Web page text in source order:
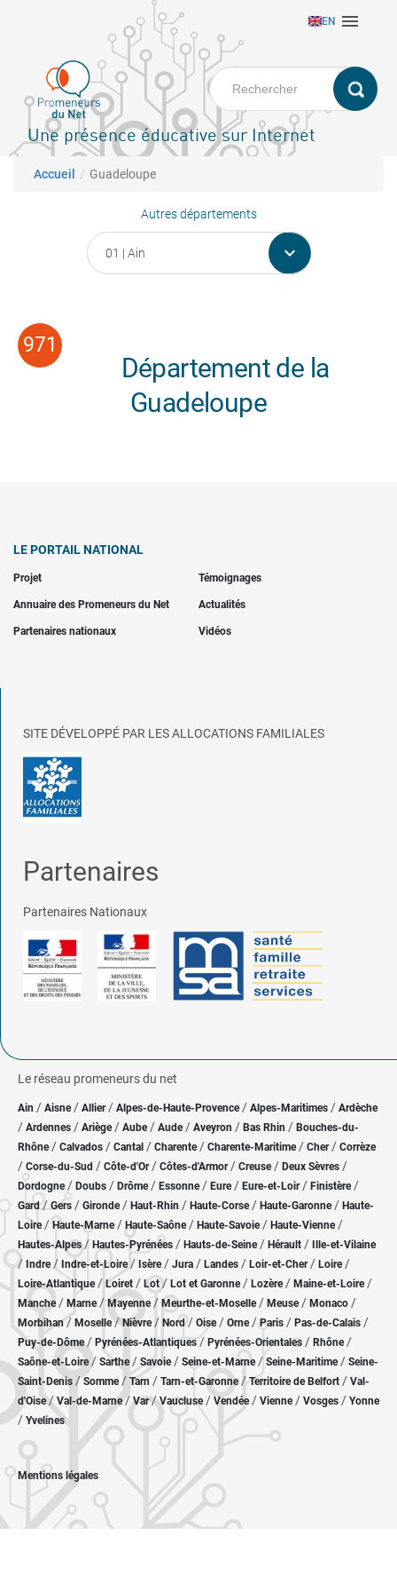
principal
EN 
Une présence éducative sur Internet
Fil d'Ariane
Accueil Guadeloupe
Autres départements

Département de la
Guadeloupe
LE PORTAIL NATIONAL
Projet Témoignages
Annuaire des Promeneurs du Net Actualités
Partenaires nationaux Vidéos
SITE DÉVELOPPÉ PAR LES ALLOCATIONS FAMILIALES
Partenaires
Partenaires Nationaux
Le réseau promeneurs du net
Ain / Aisne/ Allier/ Alpes-de-Haute-Provence / Alpes-Maritimes / Ardèche
/ Ardennes / Ariège/ Aube/ Aude / Aveyron / Bas Rhin / Bouches-du-
Rhône/ Calvados / Cantal / Charente / Charente-Maritime/ Cher / Corrèze
/ Corse-du-Sud / Côte-d'Or / Côtes-d'Armor/ Creuse/ Deux Sèvres /
Dordogne/ Doubs / Drôme/ Essonne / Eure/ Eure-et-Loir / Finistère/
Gard/ Gers / Gironde/ Haut-Rhin / Haute-Corse/ Haute-Garonne/ Haute-
Loire/Haute-Marne/ Haute-Saône/ Haute-Savoie/ Haute-Vienne/
Hautes-Alpes/ Hautes-Pyrénées / Hauts-de-Seine/ Hérault / Ille-et-Vilaine
/ Indre/ Indre-et-Loire/ Isère/ Jura / Landes / Loir-et-Cher/ Loire/
Loire-Atlantique/ Loiret / Lot/ Lot et Garonne/ Lozère / Maine-et-Loire/
Manche/ Marne/ Mayenne/ Meurthe-et-Moselle/ Meuse/ Monaco /
Morbihan/ Moselle/ Nièvre / Nord/ Oise / Orne/Paris / Pas-de-Calais /
Puy-de-Dôme/ Pyrénées-Atlantiques / Pyrénées-Orientales / Rhône/
Saône-et-Loire/ Sarthe/ Savoie/ Seine-et-Marne/ Seine-Maritime/ Seine-
Saint-Denis /Somme/ Tarn / Tarn-et-Garonne/Territoire de Belfort / Val-
d'Oise/ Val-de-Marne/Var/Vaucluse/ Vendée/ Vienne/ Vosges / Yonne
/ Yvelines
Mentions légales